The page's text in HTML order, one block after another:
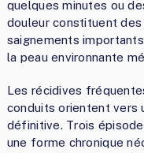
quelques minutes ou
douleur constituent des
saignements
la peau environnante
Les récidives
conduits orientent vers
définitive. Trois
une forme chronique